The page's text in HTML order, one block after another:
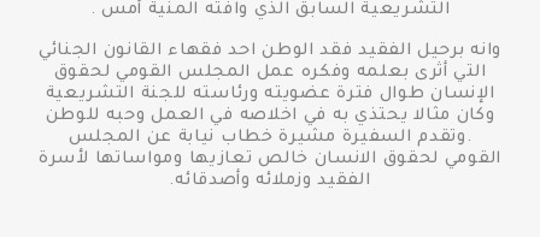
التشريعية السابق الذي وافته المنية أمس .
وانه برحيل الفقيد فقد الوطن احد فقهاء القانون الجنائي
التي أثرى بعلمه وفكره عمل المجلس القومي لحقوق
الإنسان طوال فترة عضويته ورئاسته للجنة التشريعية
وكان مثالا يحتذي به في اخلاصه في العمل وحبه للوطن
.وتقدم السفيرة مشيرة خطاب نيابة عن المجلس
القومي لحقوق الانسان خالص تعازيها ومواساتها لأسرة
الفقيد وزملائه وأصدقائه.